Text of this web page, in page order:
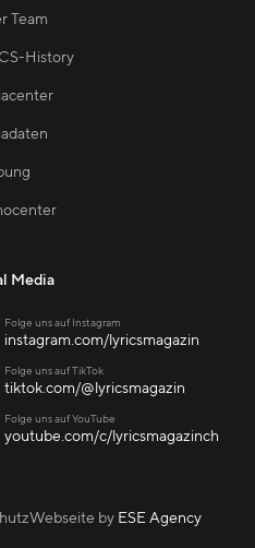
Team
History
Media
Folge uns auf Instagram
instagram.com/lyricsmagazin
Folge uns auf TikTok
tiktok.com/@lyricsmagazin
Folge uns auf YouTube
youtube.com/c/lyricsmagazinch
Webseite by ESE Agency